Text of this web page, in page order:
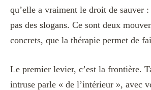
qu’elle a vraiment le droit de sauver
pas des slogans. Ce sont deux
concrets, que la thérapie permet de
Le premier levier, c’est la frontière.
intruse parle « de l’intérieur », avec